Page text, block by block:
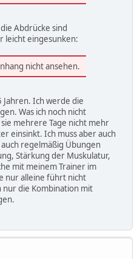
Abdrücke sind
leicht eingesunken:
nicht ansehen.
Ich werde die
Was ich noch nicht
mehrere Tage nicht mehr
einsinkt. Ich muss aber auch
regelmäßig Übungen
Stärkung der Muskulatur,
mit meinem Trainer im
nur alleine führt nicht
die Kombination mit